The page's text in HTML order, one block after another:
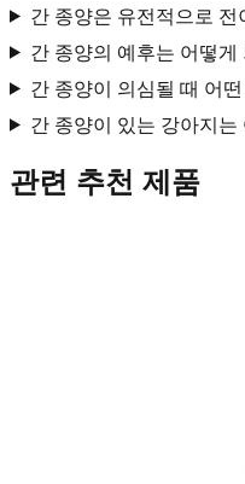
간 종양은 유전적으로 전
간 종양의 예후는 어떻게
간 종양이 의심될 때 어
간 종양이 있는 강아지
관련 추천 제품